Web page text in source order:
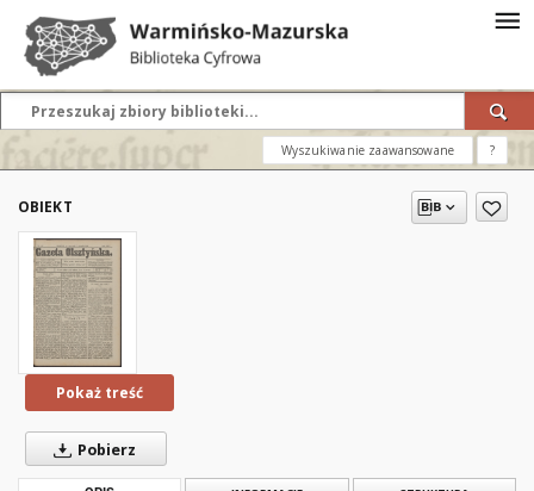
Wyszukiwanie zaawansowane ?
OBIEKT
Pokaż treść
Pobierz